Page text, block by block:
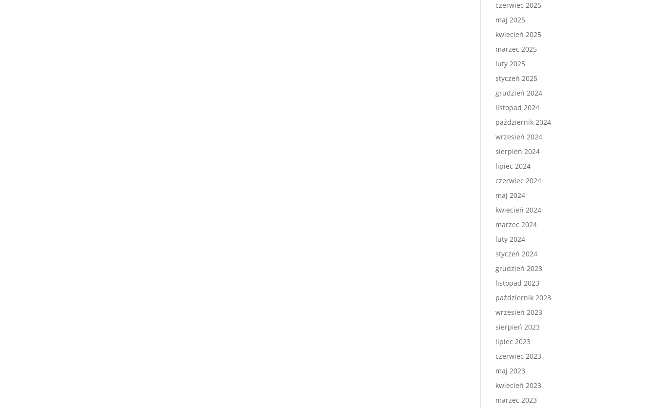
czerwiec 2025
maj 2025
kwiecień 2025
marzec 2025
luty 2025
styczeń 2025
grudzień 2024
listopad 2024
październik 2024
wrzesień 2024
sierpień 2024
lipiec 2024
czerwiec 2024
maj 2024
kwiecień 2024
marzec 2024
luty 2024
styczeń 2024
grudzień 2023
listopad 2023
październik 2023
wrzesień 2023
sierpień 2023
lipiec 2023
czerwiec 2023
maj 2023
kwiecień 2023
marzec 2023